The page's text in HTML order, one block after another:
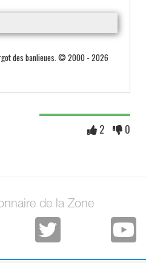
des banlieues. © 2000 - 2026
2 0
de la Zone